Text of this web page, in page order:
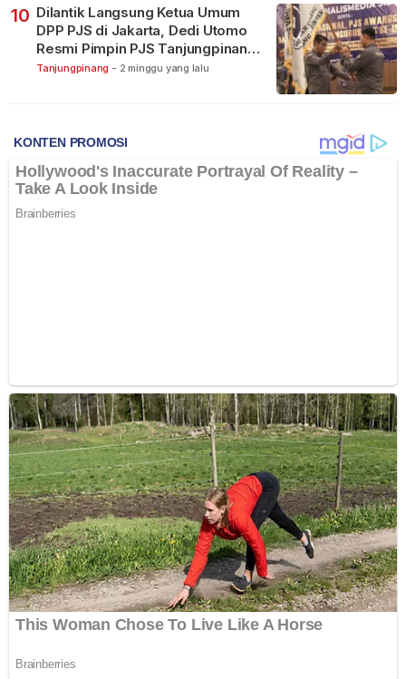
10 Dilantik Langsung Ketua Umum
DPP PJS di Jakarta, Dedi Utomo
Resmi Pimpin PJS Tanjungpinang-
Bintan
Tanjungpinang - 2 minggu yang lalu